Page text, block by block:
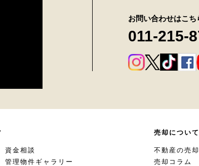
お問い合わせはこち
011-215-
資金相談
管理物件ギャラリー
売却について
不動産の売却
売却コラム